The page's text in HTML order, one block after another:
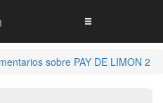
sobre PAY DE LIMON 2